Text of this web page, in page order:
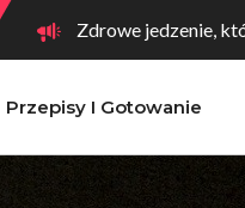
Zdrowe jedzenie,
10 gorzkich potraw,
Przepisy I Gotowanie